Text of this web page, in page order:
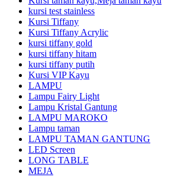
kursi test stainless
Kursi Tiffany
Kursi Tiffany Acrylic
kursi tiffany gold
kursi tiffany hitam
kursi tiffany putih
Kursi VIP Kayu
LAMPU
Lampu Fairy Light
Lampu Kristal Gantung
LAMPU MAROKO
Lampu taman
LAMPU TAMAN GANTUNG
LED Screen
LONG TABLE
MEJA